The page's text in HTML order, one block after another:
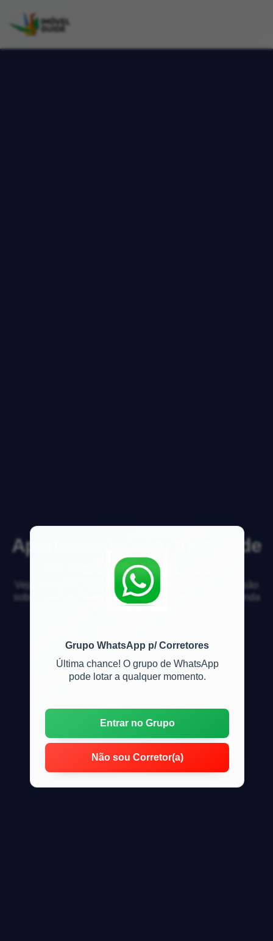
Grupo WhatsApp p/ Corretores
Última chance! O grupo de WhatsApp
pode lotar a qualquer momento.
Entrar no Grupo
Não sou Corretor(a)
Apartamento com menos de
50 metros paga iptu?
Veja respostas de especialistas e participe da discussão
sobre mercado imobiliário, financiamento, compra, venda
e locação de imóveis